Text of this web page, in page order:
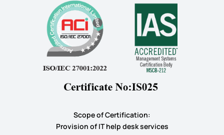
Scope of Certification:
​Provision of IT help desk services